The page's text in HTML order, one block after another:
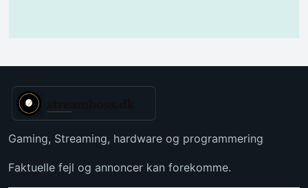
Gaming, Streaming, hardware og programmering
Faktuelle fejl og annoncer kan forekomme.